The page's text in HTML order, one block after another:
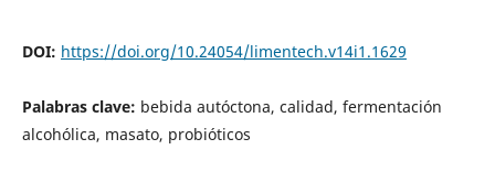
DOI: https://doi.org/10.24054/limentech.v14i1.1629
Palabras clave: bebida autóctona, calidad, fermentación
alcohólica, masato, probióticos